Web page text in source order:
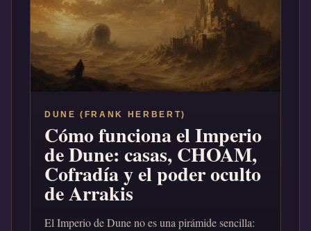
DUNE (FRANK HERBERT)
Cómo funciona el Imperio
de Dune: casas, CHOAM,
Cofradía y el poder oculto
de Arrakis
El Imperio de Dune no es una pirámide sencilla: